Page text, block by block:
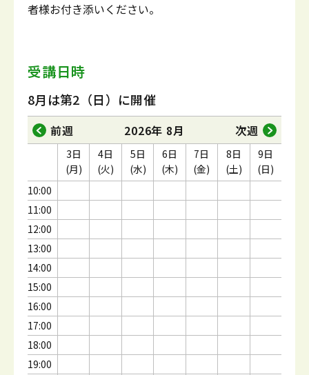
者様お付き添いください。
受講日時
8月は第2（日）に開催
前週 2026年 8月 次週
10:00
11:00
12:00
13:00
14:00
15:00
16:00
17:00
18:00
19:00
3日
(月)
4日
(火)
5日
(水)
6日
(木)
7日
(金)
8日
(土)
9日
(日)